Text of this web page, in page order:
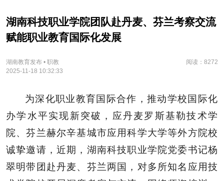
湖南科技职业学院团队赴丹麦、芬兰考察交流
赋能职业教育国际化发展
湖南教育发布 • 职教
阅读：8272
2025-11-18 10:32:33
为深化职业教育国际合作，推动学校国际化
办学水平实现新突破，应丹麦罗斯基勒技术学
院、芬兰赫尔辛基城市应用科学大学等外方院校
诚挚邀请，近期，湖南科技职业学院党委书记杨
翠明带团赴丹麦、芬兰两国，对多所知名应用技